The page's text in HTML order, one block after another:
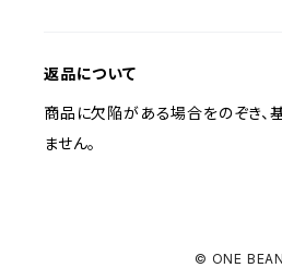
返品について
商品に欠陥がある場合をのぞき、
ません。
© ONE